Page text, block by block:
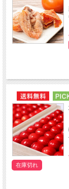
NEW
在庫切れ